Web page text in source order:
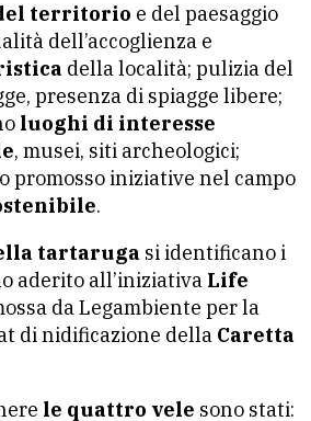
territorio e del paesaggio
dell’accoglienza e
della località; pulizia del
presenza di spiagge libere;
luoghi di interesse
, musei, siti archeologici;
promosso iniziative nel campo
.
tartaruga si identificano i
aderito all’iniziativa Life
da Legambiente per la
di nidificazione della Caretta
le quattro vele sono stati: